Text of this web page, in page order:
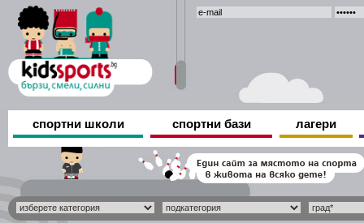
спортни школи спортни бази лагери